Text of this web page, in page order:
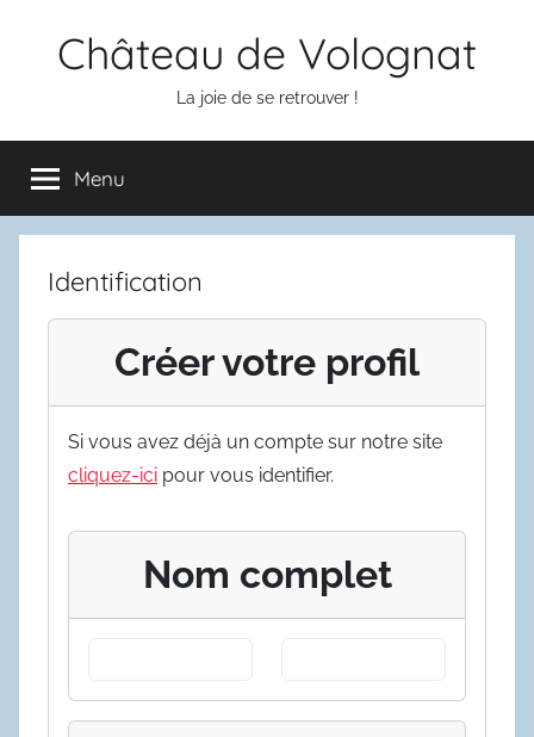
Château de Volognat
La joie de se retrouver !
Menu
Identification
Créer votre profil
Si vous avez déjà un compte sur notre site
cliquez-ici pour vous identifier.
Nom complet